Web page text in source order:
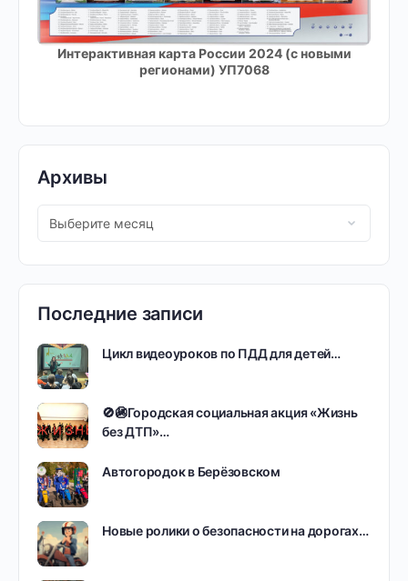
Интерактивная карта России 2024 (с новыми
регионами) УП7068
Архивы
Последние записи
Цикл видеоуроков по ПДД для детей…
🚫🚳Городская социальная акция «Жизнь
без ДТП»…
Автогородок в Берёзовском
Новые ролики о безопасности на дорогах…